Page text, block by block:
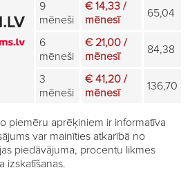
9
mēneši
€ 14,33 /
mēnesī
65,04
6
mēneši
€ 21,00 /
mēnesī
84,38
3
mēneši
€ 41,20 /
mēnesī
136,70
piemēru aprēķiniem ir informatīva
var mainīties atkarībā no
piedāvājuma, procentu likmes
izskatīšanas.